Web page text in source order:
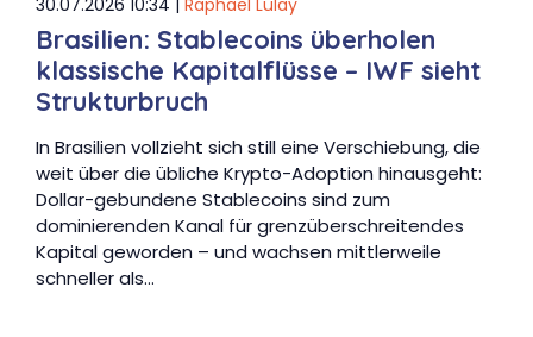
30.07.2026 10:34 | Raphael Lulay
Brasilien: Stablecoins überholen
klassische Kapitalflüsse – IWF sieht
Strukturbruch
In Brasilien vollzieht sich still eine Verschiebung, die
weit über die übliche Krypto-Adoption hinausgeht:
Dollar-gebundene Stablecoins sind zum
dominierenden Kanal für grenzüberschreitendes
Kapital geworden – und wachsen mittlerweile
schneller als…